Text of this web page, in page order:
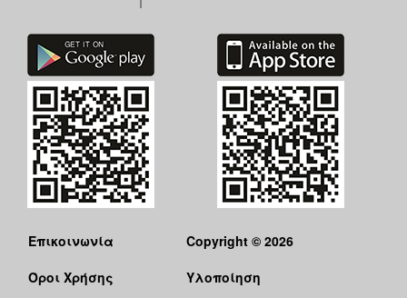
Επικοινωνία
Όροι Χρήσης
Copyright © 2026
Υλοποίηση